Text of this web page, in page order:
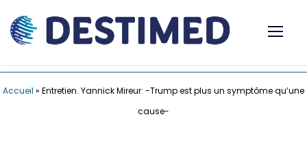
Accueil » Entretien. Yannick Mireur: -Trump est plus un symptôme qu’une
cause-